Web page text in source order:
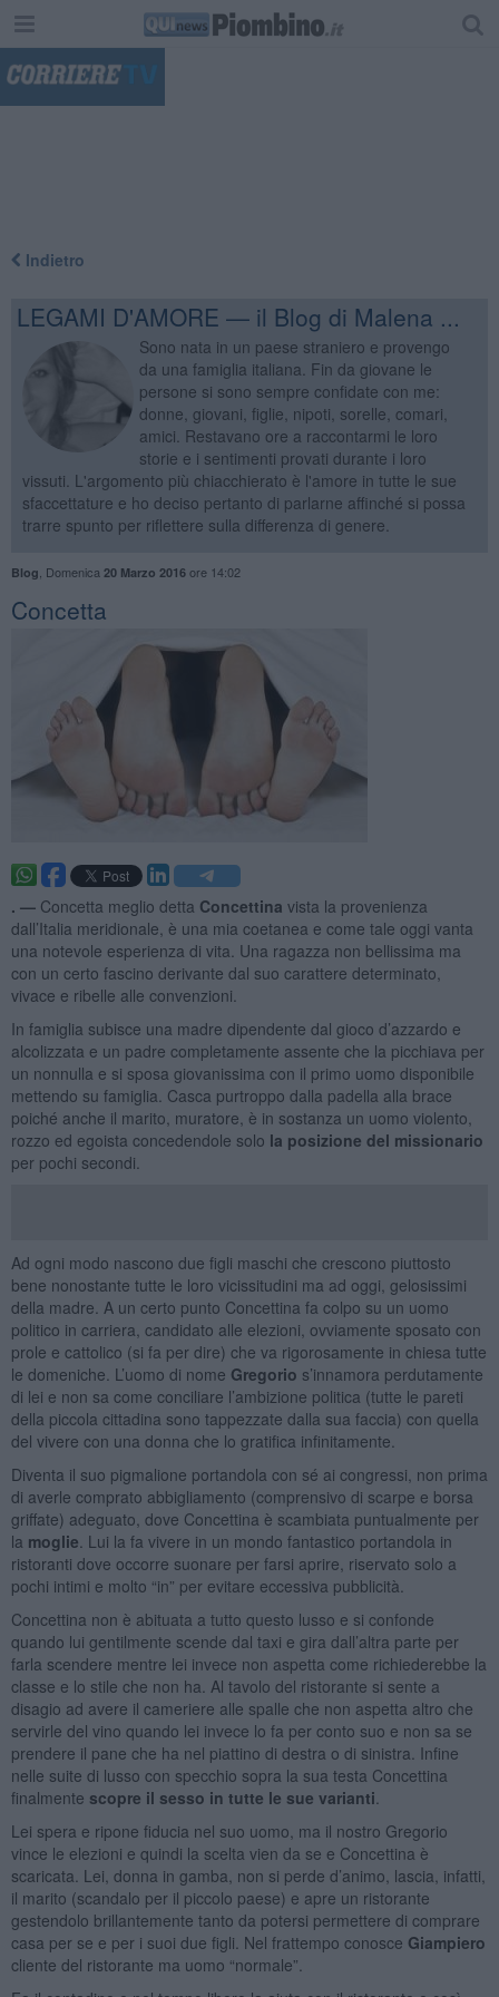
Indietro
LEGAMI D'AMORE — il Blog di Malena ...
Sono nata in un paese straniero e provengo
da una famiglia italiana. Fin da giovane le
persone si sono sempre confidate con me:
donne, giovani, figlie, nipoti, sorelle, comari,
amici. Restavano ore a raccontarmi le loro
storie e i sentimenti provati durante i loro
vissuti. L'argomento più chiacchierato è l'amore in tutte le sue
sfaccettature e ho deciso pertanto di parlarne affinché si possa
trarre spunto per riflettere sulla differenza di genere.
Blog Domenica 20 Marzo 2016ore 14:02
Concetta
. — Concetta meglio detta Concettina vista la provenienza
dall’Italia meridionale, è una mia coetanea e come tale oggi vanta
una notevole esperienza di vita. Una ragazza non bellissima ma
con un certo fascino derivante dal suo carattere determinato,
vivace e ribelle alle convenzioni.
In famiglia subisce una madre dipendente dal gioco d’azzardo e
alcolizzata e un padre completamente assente che la picchiava per
un nonnulla e si sposa giovanissima con il primo uomo disponibile
mettendo su famiglia. Casca purtroppo dalla padella alla brace
poiché anche il marito, muratore, è in sostanza un uomo violento,
rozzo ed egoista concedendole solo la posizione del missionario
per pochi secondi.
Ad ogni modo nascono due figli maschi che crescono piuttosto
bene nonostante tutte le loro vicissitudini ma ad oggi, gelosissimi
della madre. A un certo punto Concettina fa colpo su un uomo
politico in carriera, candidato alle elezioni, ovviamente sposato con
prole e cattolico (si fa per dire) che va rigorosamente in chiesa tutte
le domeniche. L’uomo di nome Gregorio s’innamora perdutamente
di lei e non sa come conciliare l’ambizione politica (tutte le pareti
della piccola cittadina sono tappezzate dalla sua faccia) con quella
del vivere con una donna che lo gratifica infinitamente.
Diventa il suo pigmalione portandola con sé ai congressi, non prima
di averle comprato abbigliamento (comprensivo di scarpe e borsa
griffate) adeguato, dove Concettina è scambiata puntualmente per
la moglie . Lui la fa vivere in un mondo fantastico portandola in
ristoranti dove occorre suonare per farsi aprire, riservato solo a
pochi intimi e molto “in” per evitare eccessiva pubblicità.
Concettina non è abituata a tutto questo lusso e si confonde
quando lui gentilmente scende dal taxi e gira dall’altra parte per
farla scendere mentre lei invece non aspetta come richiederebbe la
classe e lo stile che non ha. Al tavolo del ristorante si sente a
disagio ad avere il cameriere alle spalle che non aspetta altro che
servirle del vino quando lei invece lo fa per conto suo e non sa se
prendere il pane che ha nel piattino di destra o di sinistra. Infine
nelle suite di lusso con specchio sopra la sua testa Concettina
finalmente scopre il sesso in tutte le sue varianti
Lei spera e ripone fiducia nel suo uomo, ma il nostro Gregorio
vince le elezioni e quindi la scelta vien da se e Concettina è
scaricata. Lei, donna in gamba, non si perde d’animo, lascia, infatti,
il marito (scandalo per il piccolo paese) e apre un ristorante
gestendolo brillantemente tanto da potersi permettere di comprare
casa per se e per i suoi due figli. Nel frattempo conosce Giampiero
cliente del ristorante ma uomo “normale”.